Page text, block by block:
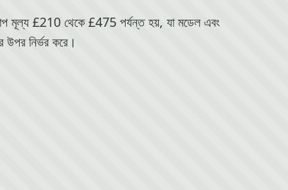
£210 থেকে £475 পর্যন্ত হয়, যা মডেল এবং
উপর নির্ভর করে।